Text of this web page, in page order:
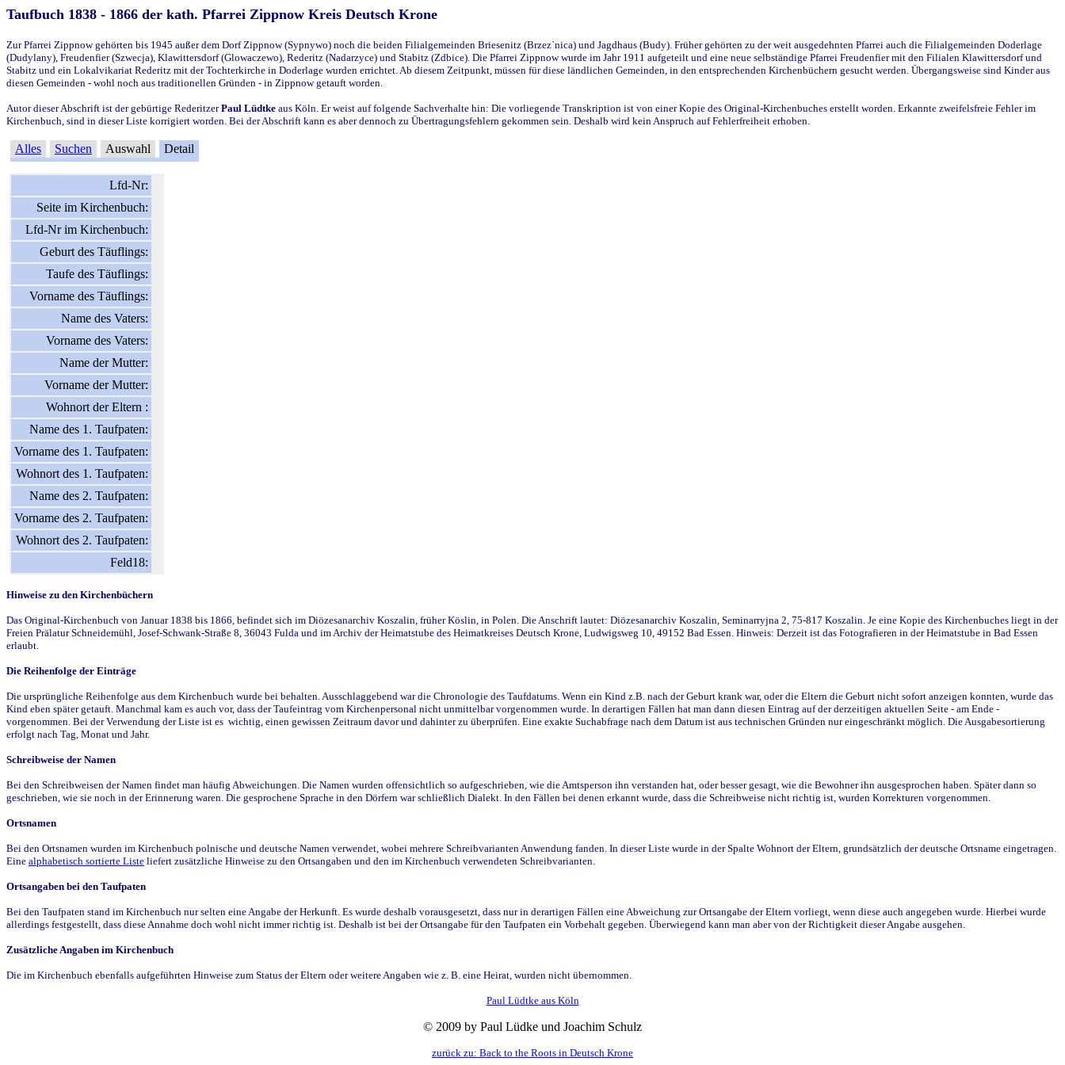
Taufbuch 1838 - 1866 der kath. Pfarrei Zippnow Kreis Deutsch Krone
Zur Pfarrei Zippnow gehörten bis 1945 außer dem Dorf Zippnow (Sypnywo) noch die beiden Filialgemeinden Briesenitz (Brzez`nica) und Jagdhaus (Budy). Früher gehörten zu der weit ausgedehnten Pfarrei auch die Filialgemeinden Doderlage
(Dudylany), Freudenfier (Szwecja), Klawittersdorf (Glowaczewo), Rederitz (Nadarzyce) und Stabitz (Zdbice). Die Pfarrei Zippnow wurde im Jahr 1911 aufgeteilt und eine neue selbständige Pfarrei Freudenfier mit den Filialen Klawittersdorf und
Stabitz und ein Lokalvikariat Rederitz mit der Tochterkirche in Doderlage wurden errichtet. Ab diesem Zeitpunkt, müssen für diese ländlichen Gemeinden, in den entsprechenden Kirchenbüchern gesucht werden. Übergangsweise sind Kinder aus
diesen Gemeinden - wohl noch aus traditionellen Gründen - in Zippnow getauft worden.
Autor dieser Abschrift ist der gebürtige RederitzerPaul Lüdtke aus Köln. Er weist auf folgende Sachverhalte hin: Die vorliegende Transkription ist von einer Kopie des Original-Kirchenbuches erstellt worden. Erkannte zweifelsfreie Fehler im
Kirchenbuch, sind in dieser Liste korrigiert worden. Bei der Abschrift kann es aber dennoch zu Übertragungsfehlern gekommen sein. Deshalb wird kein Anspruch auf Fehlerfreiheit erhoben.
Alles Suchen Auswahl Detail
Lfd-Nr:
Seite im Kirchenbuch:
Lfd-Nr im Kirchenbuch:
Geburt des Täuflings:
Taufe des Täuflings:
Vorname des Täuflings:
Name des Vaters:
Vorname des Vaters:
Name der Mutter:
Vorname der Mutter:
Wohnort der Eltern :
Name des 1. Taufpaten:
Vorname des 1. Taufpaten:
Wohnort des 1. Taufpaten:
Name des 2. Taufpaten:
Vorname des 2. Taufpaten:
Wohnort des 2. Taufpaten:
Feld18:
Hinweise zu den Kirchenbüchern
Das Original-Kirchenbuch von Januar 1838 bis 1866, befindet sich im Diözesanarchiv Koszalin, früher Köslin, in Polen. Die Anschrift lautet: Diözesanarchiv Koszalin, Seminarryjna 2, 75-817 Koszalin. Je eine Kopie des Kirchenbuches liegt in der
Freien Prälatur Schneidemühl, Josef-Schwank-Straße 8, 36043 Fulda und im Archiv der Heimatstube des Heimatkreises Deutsch Krone, Ludwigsweg 10, 49152 Bad Essen. Hinweis: Derzeit ist das Fotografieren in der Heimatstube in Bad Essen
erlaubt.
Die Reihenfolge der Einträge
Die ursprüngliche Reihenfolge aus dem Kirchenbuch wurde bei behalten. Ausschlaggebend war die Chronologie des Taufdatums. Wenn ein Kind z.B. nach der Geburt krank war, oder die Eltern die Geburt nicht sofort anzeigen konnten, wurde das
Kind eben später getauft. Manchmal kam es auch vor, dass der Taufeintrag vom Kirchenpersonal nicht unmittelbar vorgenommen wurde. In derartigen Fällen hat man dann diesen Eintrag auf der derzeitigen aktuellen Seite - am Ende -
vorgenommen. Bei der Verwendung der Liste ist es wichtig, einen gewissen Zeitraum davor und dahinter zu überprüfen. Eine exakte Suchabfrage nach dem Datum ist aus technischen Gründen nur eingeschränkt möglich. Die Ausgabesortierung
erfolgt nach Tag, Monat und Jahr.
Schreibweise der Namen
Bei den Schreibweisen der Namen findet man häufig Abweichungen. Die Namen wurden offensichtlich so aufgeschrieben, wie die Amtsperson ihn verstanden hat, oder besser gesagt, wie die Bewohner ihn ausgesprochen haben. Später dann so
geschrieben, wie sie noch in der Erinnerung waren. Die gesprochene Sprache in den Dörfern war schließlich Dialekt. In den Fällen bei denen erkannt wurde, dass die Schreibweise nicht richtig ist, wurden Korrekturen vorgenommen.
Ortsnamen
Bei den Ortsnamen wurden im Kirchenbuch polnische und deutsche Namen verwendet, wobei mehrere Schreibvarianten Anwendung fanden. In dieser Liste wurde in der Spalte Wohnort der Eltern, grundsätzlich der deutsche Ortsname eingetragen.
Eine alphabetisch sortierte Liste liefert zusätzliche Hinweise zu den Ortsangaben und den im Kirchenbuch verwendeten Schreibvarianten.
Ortsangaben bei den Taufpaten
Bei den Taufpaten stand im Kirchenbuch nur selten eine Angabe der Herkunft. Es wurde deshalb vorausgesetzt, dass nur in derartigen Fällen eine Abweichung zur Ortsangabe der Eltern vorliegt, wenn diese auch angegeben wurde. Hierbei wurde
allerdings festgestellt, dass diese Annahme doch wohl nicht immer richtig ist. Deshalb ist bei der Ortsangabe für den Taufpaten ein Vorbehalt gegeben. Überwiegend kann man aber von der Richtigkeit dieser Angabe ausgehen.
Zusätzliche Angaben im Kirchenbuch
Die im Kirchenbuch ebenfalls aufgeführten Hinweise zum Status der Eltern oder weitere Angaben wie z. B. eine Heirat, wurden nicht übernommen.
Paul Lüdtke aus Köln
© 2009 by Paul Lüdke und Joachim Schulz
zurück zu: Back to the Roots in Deutsch Krone